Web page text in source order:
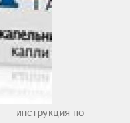
— инструкция по